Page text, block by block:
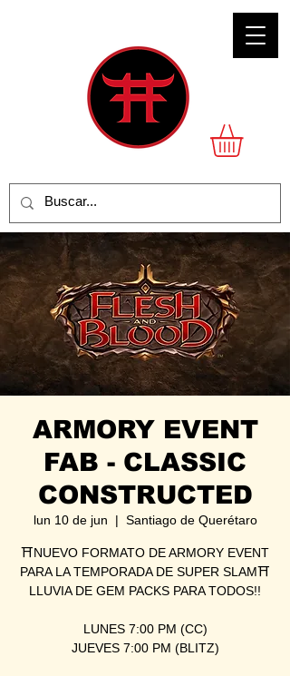
ARMORY EVENT
FAB - CLASSIC
CONSTRUCTED
lun 10 de jun
  |
Santiago de Querétaro
⛩NUEVO FORMATO DE ARMORY EVENT
PARA LA TEMPORADA DE SUPER SLAM⛩
LLUVIA DE GEM PACKS PARA TODOS!!
LUNES 7:00 PM (CC)
JUEVES 7:00 PM (BLITZ)